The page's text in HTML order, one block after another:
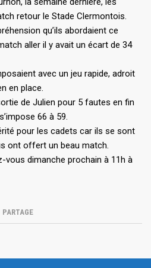
retour le Stade Clermontois.
qu’ils abordaient ce
aller il y avait un écart de 34
avec un jeu rapide, adroit
en place.
de Julien pour 5 fautes en fin
66 à 59.
pour les cadets car ils se sont
ont offert un beau match.
vous dimanche prochain à 11h à
PARTAGE